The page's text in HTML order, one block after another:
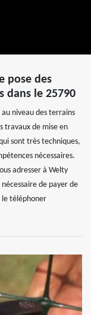
pose des
dans le 25790
niveau des terrains
travaux de mise en
sont très techniques,
nécessaires.
adresser à Welty
de payer de
le téléphoner